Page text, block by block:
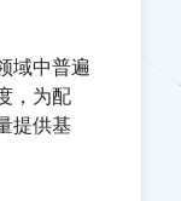
域中普遍
，为配
提供基